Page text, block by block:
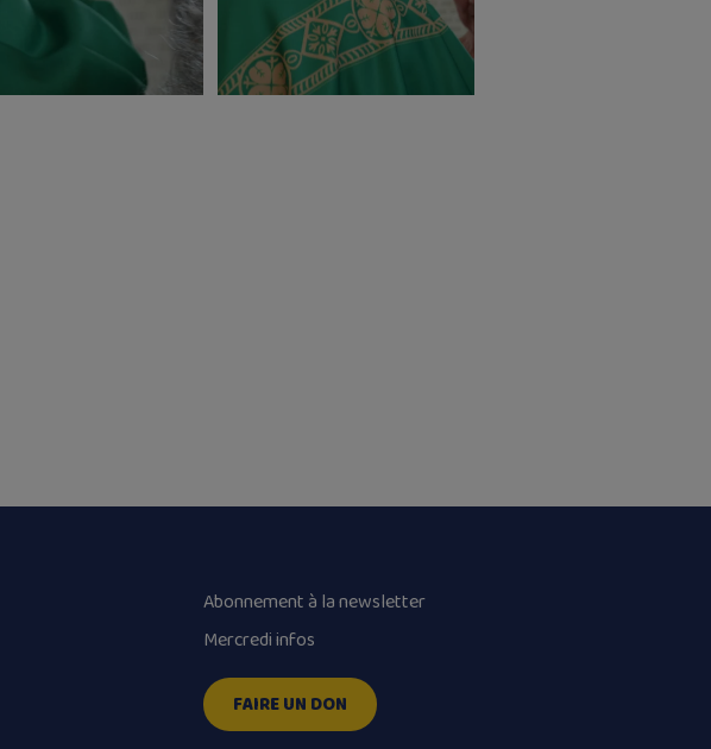
Abonnement à la newsletter
Mercredi infos
FAIRE UN DON